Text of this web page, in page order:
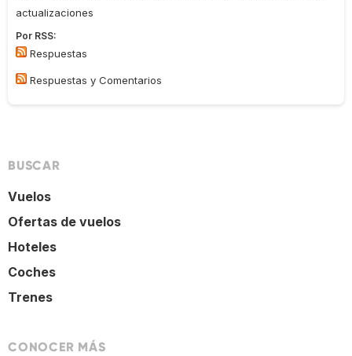
actualizaciones
Por RSS:
Respuestas
Respuestas y Comentarios
BUSCAR
Vuelos
Ofertas de vuelos
Hoteles
Coches
Trenes
CONOCER MÁS